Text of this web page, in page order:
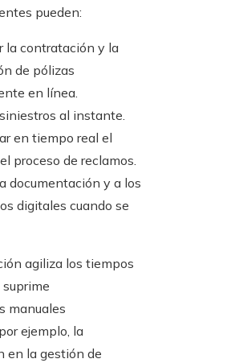
pueden:
la contratación y la
de pólizas
en línea.
al instante.
en tiempo real el
proceso de reclamos.
documentación y a los
digitales cuando se
agiliza los tiempos
manuales
ejemplo, la
en la gestión de